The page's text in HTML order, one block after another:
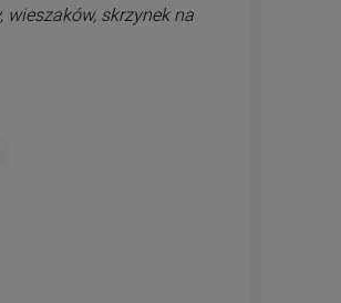
wieszaków, skrzynek na